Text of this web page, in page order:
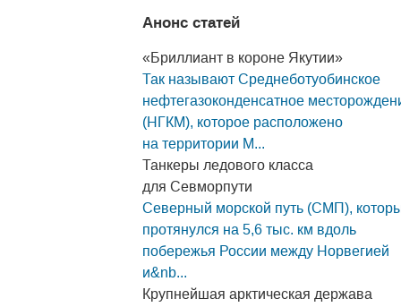
Анонс статей
«Бриллиант в короне Якутии»
Так называют Среднеботуобинское
нефтегазоконденсатное
(НГКМ), которое расположено
на территории М...
Танкеры ледового класса
для Севморпути
Северный морской путь (СМП),
протянулся на 5,6 тыс. км вдоль
побережья России между Норвегией
и&nb...
Крупнейшая арктическая держава